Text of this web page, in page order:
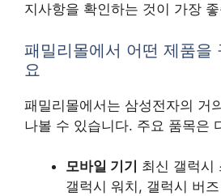
지사항을 확인하는 것이 가장
패밀리몰에서 어떤 제품을
요
패밀리몰에서는 삼성전자의 거
나볼 수 있습니다. 주요 품목은
모바일 기기
최신 갤럭시
갤럭시 워치, 갤럭시 버